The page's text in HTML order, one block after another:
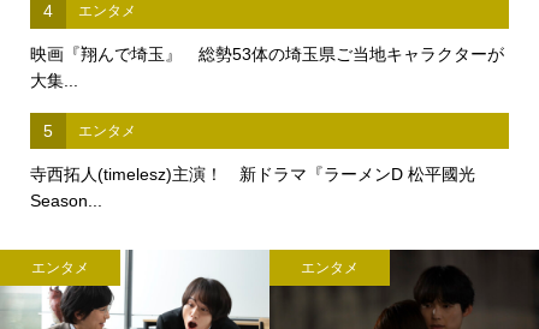
4 エンタメ
映画『翔んで埼玉』 総勢53体の埼玉県ご当地キャラクターが
大集...
5 エンタメ
寺西拓人(timelesz)主演！ 新ドラマ『ラーメンD 松平國光
Season...
エンタメ エンタメ